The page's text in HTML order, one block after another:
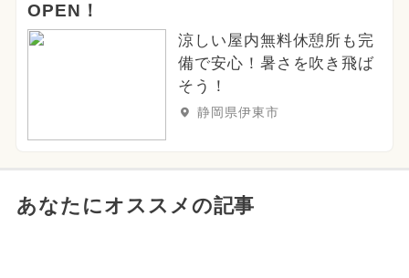
OPEN！
涼しい屋内無料休憩所も完
備で安心！暑さを吹き飛ば
そう！
静岡県伊東市
あなたにオススメの記事